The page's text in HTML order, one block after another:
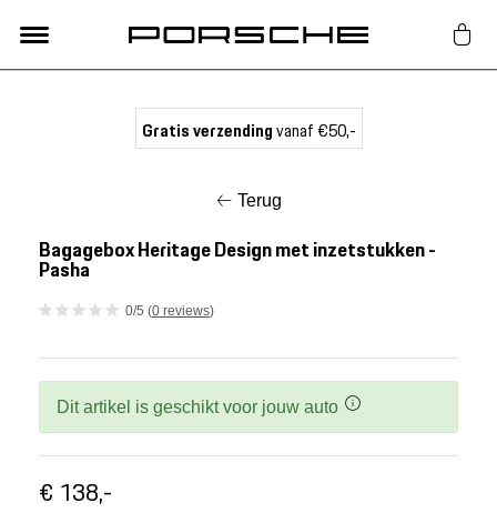
Nieuw
Porsche finder
Mijn account
Gratis verzendingvanaf €50,-
Terug
Bagagebox Heritage Design met inzetstukken -
Pasha
0/5 (0 reviews)
Dit artikel is geschikt voor jouw auto
€ 138,-